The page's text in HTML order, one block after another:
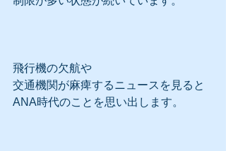
飛行機の欠航や
交通機関が麻痺するニュースを見ると
ANA時代のことを思い出します。